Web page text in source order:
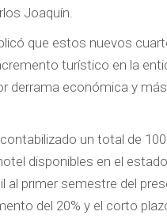
Joaquín.
que estos nuevos
turístico en la
derrama económica y
un total de
disponibles en el
al primer semestre del
del 20% y el corto